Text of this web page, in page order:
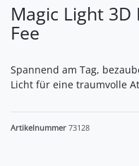
Magic Light
Fee
Spannend am Tag,
Licht für eine traumvolle
Artikelnummer 73128